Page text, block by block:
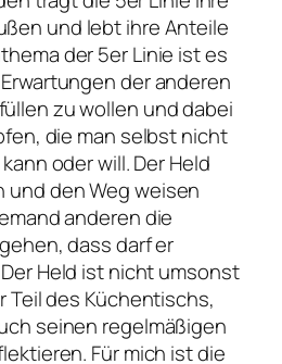
und lebt ihre Anteile
der 5er Linie ist es
der anderen
zu wollen und dabei
die man selbst nicht
oder will. Der Held
den Weg weisen
anderen die
dass darf er
Held ist nicht umsonst
Teil des Küchentischs,
seinen regelmäßigen
Für mich ist die